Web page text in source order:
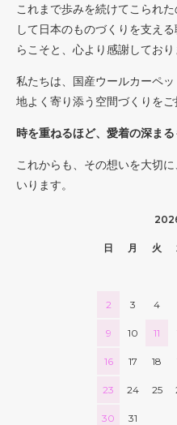
これまで歩みを続けてこられ
して日本のものづくりを支え
らこそと、心より感謝しており
私たちは、国産ウールカーペ
地よく寄り添う空間づくりをご
時を重ねるほど、愛着の深まる
これからも、その想いを大切
いります。
日 月 火
2 3 4
9 10 11
16 17 18
23 24 25
30 31